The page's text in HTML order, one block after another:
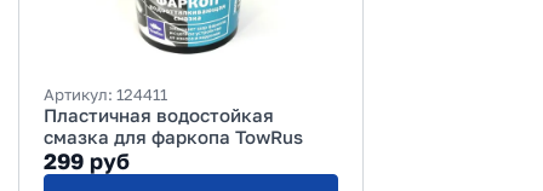
Артикул: 124411
Пластичная водостойкая
смазка для фаркопа TowRus
299 руб